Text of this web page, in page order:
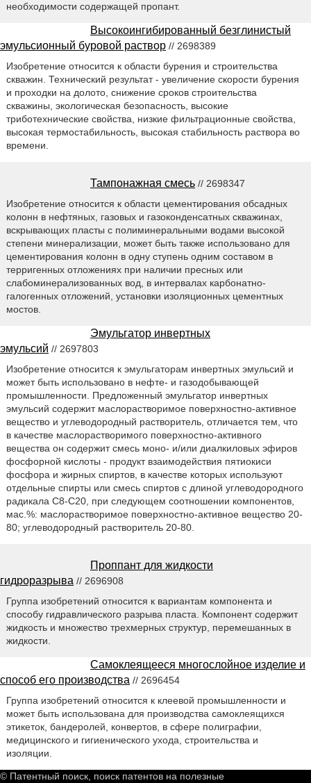
необходимости содержащей пропант.
Высокоингибированный безглинистый
эмульсионный буровой раствор // 2698389
Изобретение относится к области бурения и строительства
скважин. Технический результат - увеличение скорости бурения
и проходки на долото, снижение сроков строительства
скважины, экологическая безопасность, высокие
триботехнические свойства, низкие фильтрационные свойства,
высокая термостабильность, высокая стабильность раствора во
времени.
Тампонажная смесь // 2698347
Изобретение относится к области цементирования обсадных
колонн в нефтяных, газовых и газоконденсатных скважинах,
вскрывающих пласты с полиминеральными водами высокой
степени минерализации, может быть также использовано для
цементирования колонн в одну ступень одним составом в
терригенных отложениях при наличии пресных или
слабоминерализованных вод, в интервалах карбонатно-
галогенных отложений, установки изоляционных цементных
мостов.
Эмульгатор инвертных
эмульсий // 2697803
Изобретение относится к эмульгаторам инвертных эмульсий и
может быть использовано в нефте- и газодобывающей
промышленности. Предложенный эмульгатор инвертных
эмульсий содержит маслорастворимое поверхностно-активное
вещество и углеводородный растворитель, отличается тем, что
в качестве маслорастворимого поверхностно-активного
вещества он содержит смесь моно- и/или диалкиловых эфиров
фосфорной кислоты - продукт взаимодействия пятиокиси
фосфора и жирных спиртов, в качестве которых используют
отдельные спирты или смесь спиртов с длиной углеводородного
радикала С8-С20, при следующем соотношении компонентов,
мас.%: маслорастворимое поверхностно-активное вещество 20-
80; углеводородный растворитель 20-80.
Проппант для жидкости
гидроразрыва // 2696908
Группа изобретений относится к вариантам компонента и
способу гидравлического разрыва пласта. Компонент содержит
жидкость и множество трехмерных структур, перемешанных в
жидкости.
Самоклеящееся многослойное изделие и
способ его производства // 2696454
Группа изобретений относится к клеевой промышленности и
может быть использована для производства самоклеящихся
этикеток, бандеролей, конвертов, в сфере полиграфии,
медицинского и гигиенического ухода, строительства и
изоляции.
© Патентный поиск, поиск патентов на полезные